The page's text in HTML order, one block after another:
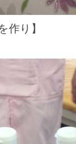
作り】